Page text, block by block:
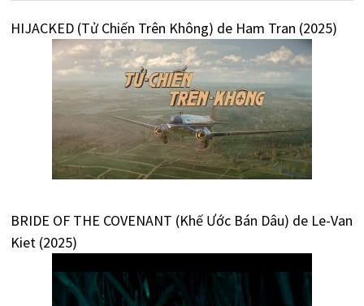
HIJACKED (Tử Chiến Trên Không) de Ham Tran (2025)
BRIDE OF THE COVENANT (Khế Ước Bán Dâu) de Le-Van
Kiet (2025)